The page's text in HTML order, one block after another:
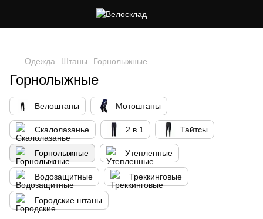
Одежда Штаны Горнолыжные
Горнолыжные
Велоштаны Мотоштаны
Скалолазанье 2 в 1 Тайтсы
Горнолыжные Утепленные
Водозащитные Треккинговые
Городские штаны